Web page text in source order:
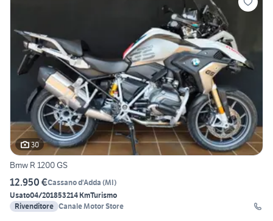
30
Bmw R 1200 GS
12.950 €Cassano d'Adda (MI)
Usato04/201853214 KmTurismo
Rivenditore Canale Motor Store